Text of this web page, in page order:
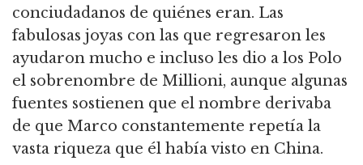
conciudadanos de quiénes eran. Las
fabulosas joyas con las que regresaron les
ayudaron mucho e incluso les dio a los Polo
el sobrenombre de Millioni, aunque algunas
fuentes sostienen que el nombre derivaba
de que Marco constantemente repetía la
vasta riqueza que él había visto en China.